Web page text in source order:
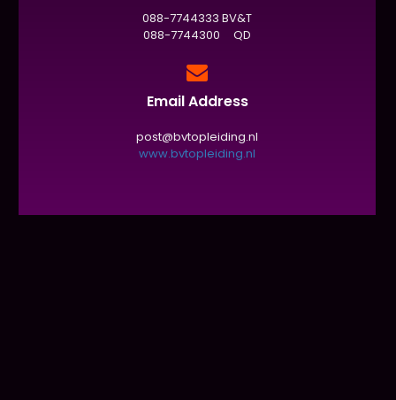
088-7744333 BV&T
088-7744300 QD
Email Address
post@bvtopleiding.nl
www.bvtopleiding.nl